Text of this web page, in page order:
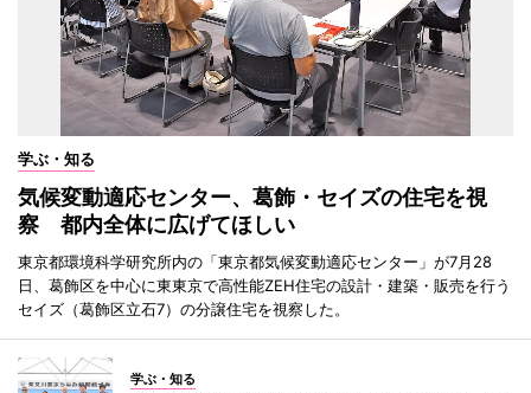
学ぶ・知る
気候変動適応センター、葛飾・セイズの住宅を視
察 都内全体に広げてほしい
東京都環境科学研究所内の「東京都気候変動適応センター」が7月28
日、葛飾区を中心に東東京で高性能ZEH住宅の設計・建築・販売を行う
セイズ（葛飾区立石7）の分譲住宅を視察した。
学ぶ・知る